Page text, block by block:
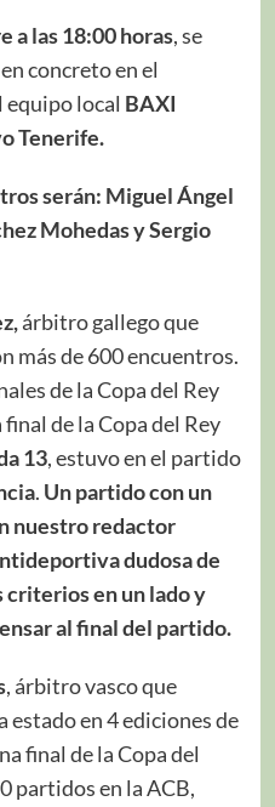
a las 18:00 horas, se
concreto en el
equipo local BAXI
Tenerife.
serán: Miguel Ángel
Mohedas y Sergio
árbitro gallego que
más de 600 encuentros.
de la Copa del Rey
de la Copa del Rey
13, estuvo en el partido
. Un partido con un
nuestro redactor
dudosa de
en un lado y
al final del partido.
, árbitro vasco que
estado en 4 ediciones de
final de la Copa del
partidos en la ACB,